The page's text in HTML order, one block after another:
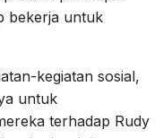
bekerja untuk
kegiatan sosial,
untuk
terhadap Rudy